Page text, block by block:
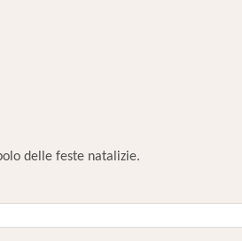
delle feste natalizie.